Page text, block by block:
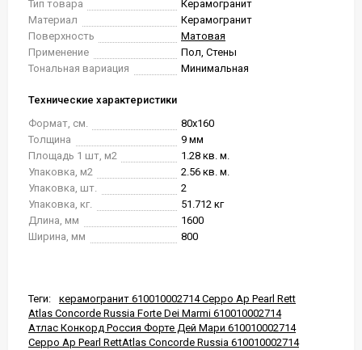
Тип товара
Керамогранит
Материал
Керамогранит
Поверхность
Матовая
Применение
Пол, Стены
Тональная вариация
Минимальная
Технические характеристики
Формат, см.
80x160
Толщина
9 мм
Площадь 1 шт, м2
1.28 кв. м.
Упаковка, м2
2.56 кв. м.
Упаковка, шт.
2
Упаковка, кг.
51.712 кг
Длина, мм
1600
Ширина, мм
800
Теги:
керамогранит 610010002714 Ceppo Ap Pearl Rett
Atlas Concorde Russia Forte Dei Marmi 610010002714
Атлас Конкорд Россия Форте Дей Мари 610010002714
Ceppo Ap Pearl RettAtlas Concorde Russia 610010002714